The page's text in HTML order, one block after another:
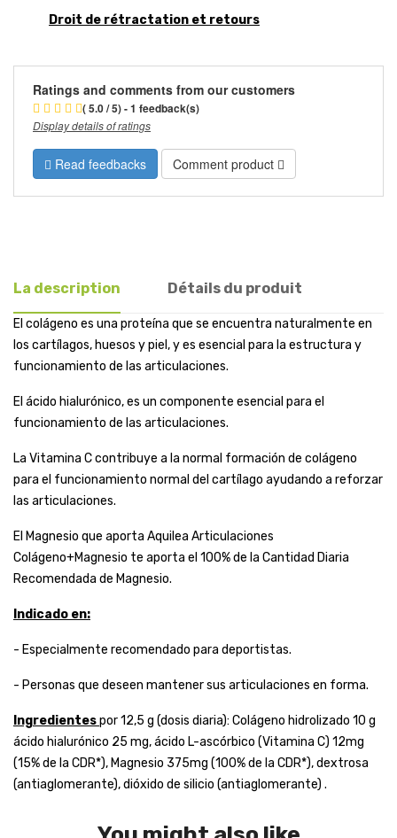
Droit de rétractation et retours
Ratings and comments from our customers
( 5.0 / 5) - 1 feedback(s)
Display details of ratings
Read feedbacks Comment product
La description Détails du produit
El colágeno es una proteína que se encuentra naturalmente en
los cartílagos, huesos y piel, y es esencial para la estructura y
funcionamiento de las articulaciones.
El ácido hialurónico, es un componente esencial para el
funcionamiento de las articulaciones.
La Vitamina C contribuye a la normal formación de colágeno
para el funcionamiento normal del cartílago ayudando a reforzar
las articulaciones.
El Magnesio que aporta Aquilea Articulaciones
Colágeno+Magnesio te aporta el 100% de la Cantidad Diaria
Recomendada de Magnesio.
Indicado en:
- Especialmente recomendado para deportistas.
- Personas que deseen mantener sus articulaciones en forma.
Ingredientespor 12,5 g (dosis diaria): Colágeno hidrolizado 10 g
ácido hialurónico 25 mg, ácido L-ascórbico (Vitamina C) 12mg
(15% de la CDR*), Magnesio 375mg (100% de la CDR*), dextrosa
(antiaglomerante), dióxido de silicio (antiaglomerante) .